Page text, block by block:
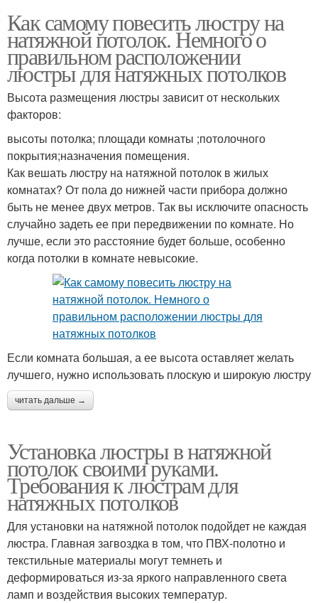
Как самому повесить люстру на
натяжной потолок. Немного о
правильном расположении
люстры для натяжных потолков
Высота размещения люстры зависит от нескольких
факторов:
высоты потолка; площади комнаты ;потолочного
покрытия;назначения помещения.
Как вешать люстру на натяжной потолок в жилых
комнатах? От пола до нижней части прибора должно
быть не менее двух метров. Так вы исключите опасность
случайно задеть ее при передвижении по комнате. Но
лучше, если это расстояние будет больше, особенно
когда потолки в комнате невысокие.
Если комната большая, а ее высота оставляет желать
лучшего, нужно использовать плоскую и широкую люстру
читать дальше →
Установка люстры в натяжной
потолок своими руками.
Требования к люстрам для
натяжных потолков
Для установки на натяжной потолок подойдет не каждая
люстра. Главная загвоздка в том, что ПВХ-полотно и
текстильные материалы могут темнеть и
деформироваться из-за яркого направленного света
ламп и воздействия высоких температур.